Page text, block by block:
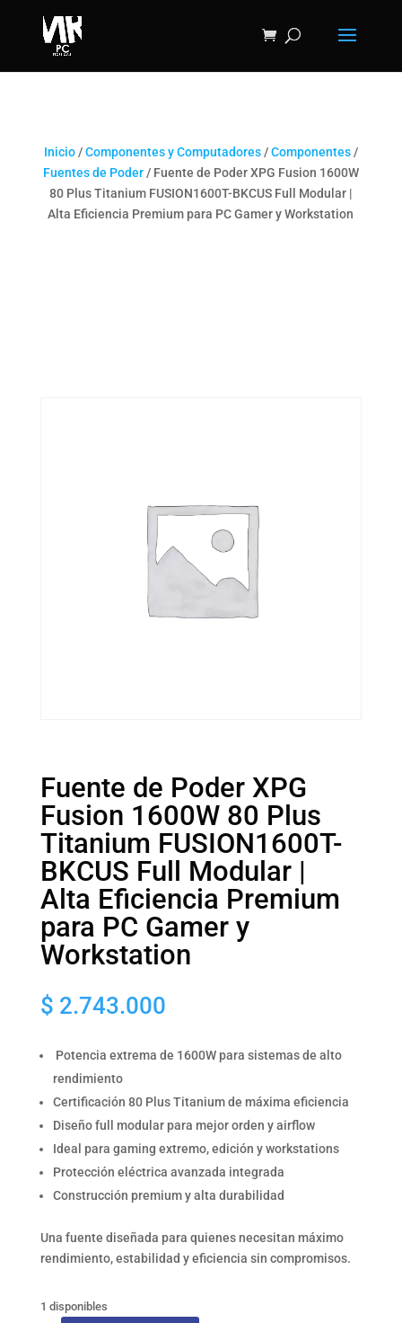
Inicio/Componentes y Computadores/Componentes/
Fuentes de Poder/ Fuente de Poder XPG Fusion 1600W
80 Plus Titanium FUSION1600T-BKCUS Full Modular |
Alta Eficiencia Premium para PC Gamer y Workstation
Fuente de Poder XPG
Fusion 1600W 80 Plus
Titanium FUSION1600T-
BKCUS Full Modular |
Alta Eficiencia Premium
para PC Gamer y
Workstation
$ 2.743.000
Potencia extrema de 1600W para sistemas de alto
rendimiento
Certificación 80 Plus Titanium de máxima eficiencia
Diseño full modular para mejor orden y airflow
Ideal para gaming extremo, edición y workstations
Protección eléctrica avanzada integrada
Construcción premium y alta durabilidad
Una fuente diseñada para quienes necesitan máximo
rendimiento, estabilidad y eficiencia sin compromisos.
1 disponibles